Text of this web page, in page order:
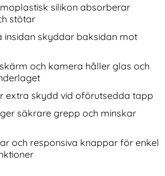
silikon absorberar
stötar
insidan skyddar baksidan mot
och kamera håller glas och
extra skydd vid oförutsedda tapp
säkrare grepp och minskar
och responsiva knappar för enkel